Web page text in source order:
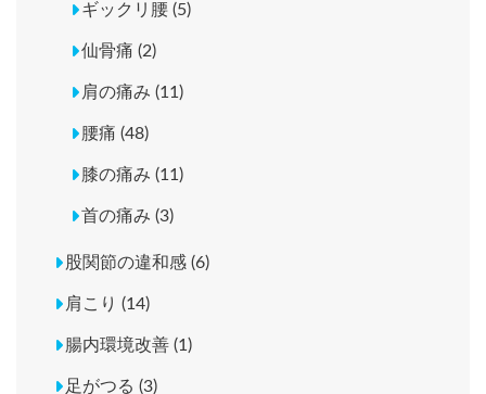
ギックリ腰 (5)
仙骨痛 (2)
肩の痛み (11)
腰痛 (48)
膝の痛み (11)
首の痛み (3)
股関節の違和感 (6)
肩こり (14)
腸内環境改善 (1)
足がつる (3)